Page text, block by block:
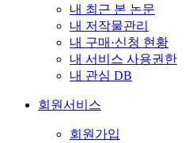
내 최근 본 논문
내 저작물관리
내 구매·신청 현황
내 서비스 사용권한
내 관심 DB
회원서비스
회원가입